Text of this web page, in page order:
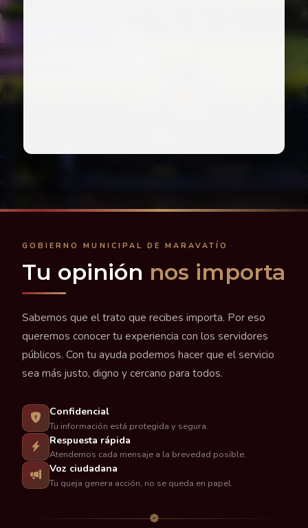
GOBIERNO MUNICIPAL DE MARAVATÍO
Tu opinión nos importa
Sabemos que el trato que recibes importa. Por eso
queremos conocer tu experiencia con los servidores
públicos. Con tu ayuda podemos hacer que el servicio
sea más justo, digno y cercano para todos.
Confidencial
Tu información está protegida y segura.
Respuesta rápida
Atendemos cada mensaje a la brevedad posible.
Voz ciudadana
Tu queja genera acción, no se queda en papel.